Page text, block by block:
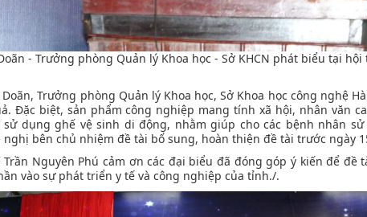
- Trưởng phòng Quản lý Khoa học - Sở KHCN phát biểu tại hội
Trưởng phòng Quản lý Khoa học, Sở Khoa học công nghệ
Đặc biệt, sản phẩm công nghiệp mang tính xã hội, nhân văn
dụng ghế vệ sinh di động, nhằm giúp cho các bệnh nhân
bên chủ nhiệm đề tài bổ sung, hoàn thiện đề tài trước ngày
Nguyên Phú cảm ơn các đại biểu đã đóng góp ý kiến để đề
vào sự phát triển y tế và công nghiệp của tỉnh./.